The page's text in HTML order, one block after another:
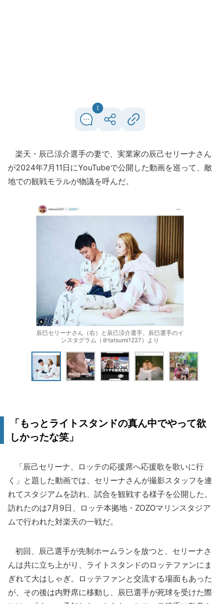
1
楽天・辰己涼介選手の妻で、実業家の辰己セリーナさん
が2024年7月11日にYouTubeで公開した動画を巡って、敵
地での観戦モラルが物議を呼んだ。
辰巳セリーナさん（右）と辰己涼介選手。辰巳選手のイ
ンスタグラム（＠tatsumi1227）より
「もっとライトスタンドの真ん中でやって欲
しかったな笑」
「辰己セリーナ、ロッテの応援席へ応援歌を歌いに行
く」と題した動画では、セリーナさんが撮影スタッフを連
れてスタジアムを訪れ、試合を観戦する様子を公開した。
訪れたのは7月9日、ロッテ本拠地・ZOZOマリンスタジア
ムで行われた対楽天の一戦だ。
初回、辰己選手が先制ホームランを放つと、セリーナさ
んは共に立ち上がり、ライトスタンドのロッテファンにま
ぎれて大はしゃぎ。ロッテファンと交流する場面もあった
が、その後は内野席に移動し、辰巳選手が死球を受けた際